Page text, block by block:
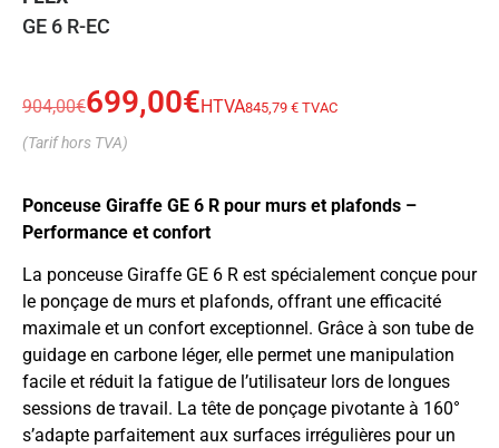
GE 6 R-EC
904,00€699,00€HTVA845,79 € TVAC
(Tarif hors TVA)
Ponceuse Giraffe GE 6 R pour murs et plafonds –
Performance et confort
La ponceuse Giraffe GE 6 R est spécialement conçue pour
le ponçage de murs et plafonds, offrant une efficacité
maximale et un confort exceptionnel. Grâce à son tube de
guidage en carbone léger, elle permet une manipulation
facile et réduit la fatigue de l’utilisateur lors de longues
sessions de travail. La tête de ponçage pivotante à 160°
s’adapte parfaitement aux surfaces irrégulières pour un